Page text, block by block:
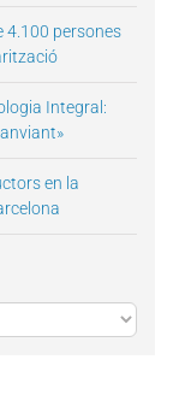
4.100 persones
Integral:
en la